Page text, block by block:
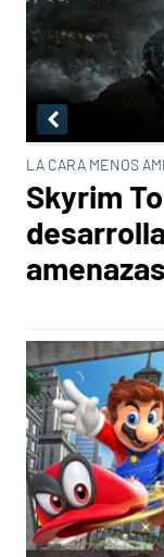
LA CARA MENOS
Skyrim